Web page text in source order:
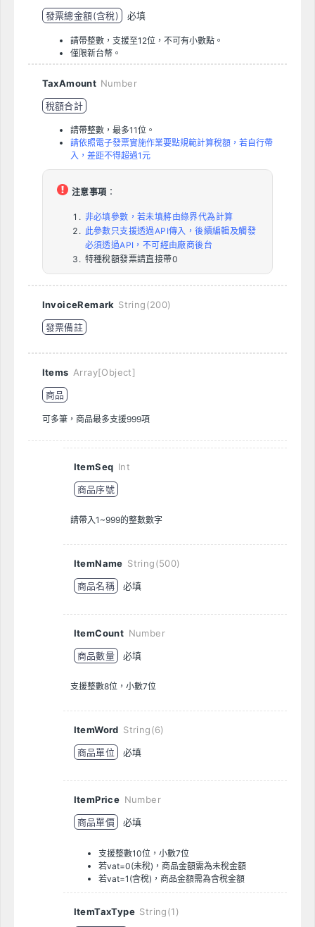
發票總金額(含稅)
必填
請帶整數，支援至12位，不可有小數點。
僅限新台幣。
TaxAmount Number
稅額合計
請帶整數，最多11位。
請依照電子發票實施作業要點規範計算稅額，若自行帶
入，差距不得超過1元
注意事項 ：
非必填參數，若未填將由綠界代為計算
此參數只支援透過API傳入，後續編輯及觸發
必須透過API，不可經由廠商後台
特種稅額發票請直接帶0
InvoiceRemark String(200)
發票備註
Items Array[Object]
商品
可多筆，商品最多支援999項
ItemSeq Int
商品序號
請帶入1~999的整數數字
ItemName String(500)
商品名稱
必填
ItemCount Number
商品數量
必填
支援整數8位，小數7位
ItemWord String(6)
商品單位
必填
ItemPrice Number
商品單價
必填
支援整數10位，小數7位
若vat=0(未稅)，商品金額需為未稅金額
若vat=1(含稅)，商品金額需為含稅金額
ItemTaxType String(1)